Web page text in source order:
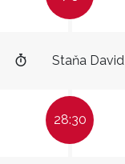
Staňa David
28:30